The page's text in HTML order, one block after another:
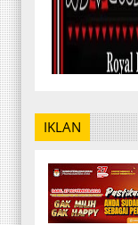
IKLAN